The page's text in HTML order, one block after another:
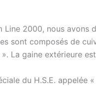
2000, nous
sont composés de
La gaine extérieure
du H.S.E.